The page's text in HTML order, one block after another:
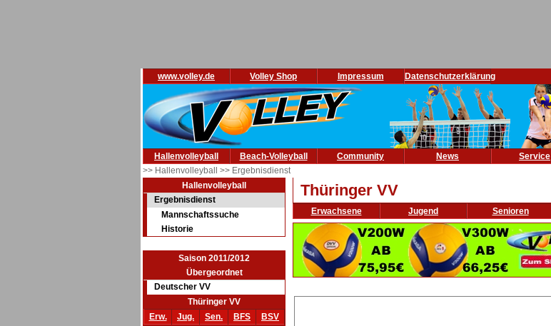
www.volley.de Volley Shop Impressum Datenschutzerklärung
Hallenvolleyball Beach-Volleyball Community News
Service
>> Hallenvolleyball >> Ergebnisdienst
Hallenvolleyball
Ergebnisdienst
Mannschaftssuche
Historie
Saison 2011/2012
Übergeordnet
Deutscher VV
Thüringer VV
Erw.
Jug. Sen. BFS
BSV
Thüringer VV
Erwachsene Jugend Senioren